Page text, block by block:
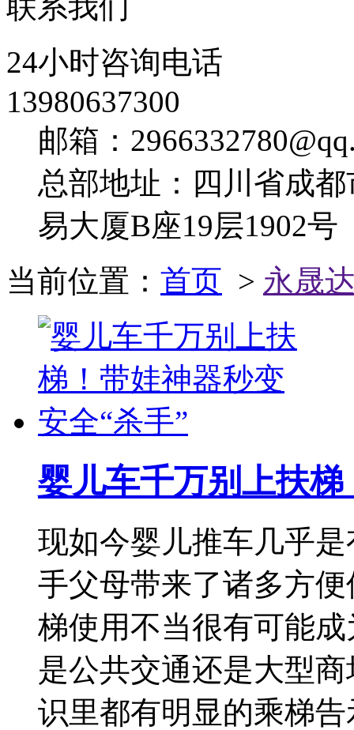
24小时咨询电话
13980637300
邮箱：
总部地址：四川省成
易大厦B座19层1902号
当前位置： 首页 > 永晟
婴儿车千万别上扶
现如今婴儿推车几乎
手父母带来了诸多方
梯使用不当很有可能
是公共交通还是大型
识里都有明显的乘梯